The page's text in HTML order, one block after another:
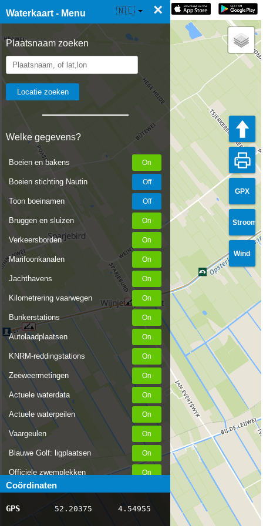
Waterkaart - Menu ×
Plaatsnaam zoeken
Welke gegevens?
Boeien en bakens
Boeien stichting Nautin
Toon boeinamen
Bruggen en sluizen
Verkeersborden
Marifoonkanalen
Jachthavens
Kilometrering vaarwegen
Bunkerstations
Autolaadplaatsen
KNRM-reddingstations
Zeeweermetingen
Actuele waterdata
Actuele waterpeilen
Vaargeulen
Blauwe Golf: ligplaatsen
Officiele zwemplekken
Stremmingen/hinder
AIS scheepsposities
Coördinaten
GPS 52.20375 4.54955
☰ Waterkaart Live 🇳🇱
GPX
Stroom
Wind